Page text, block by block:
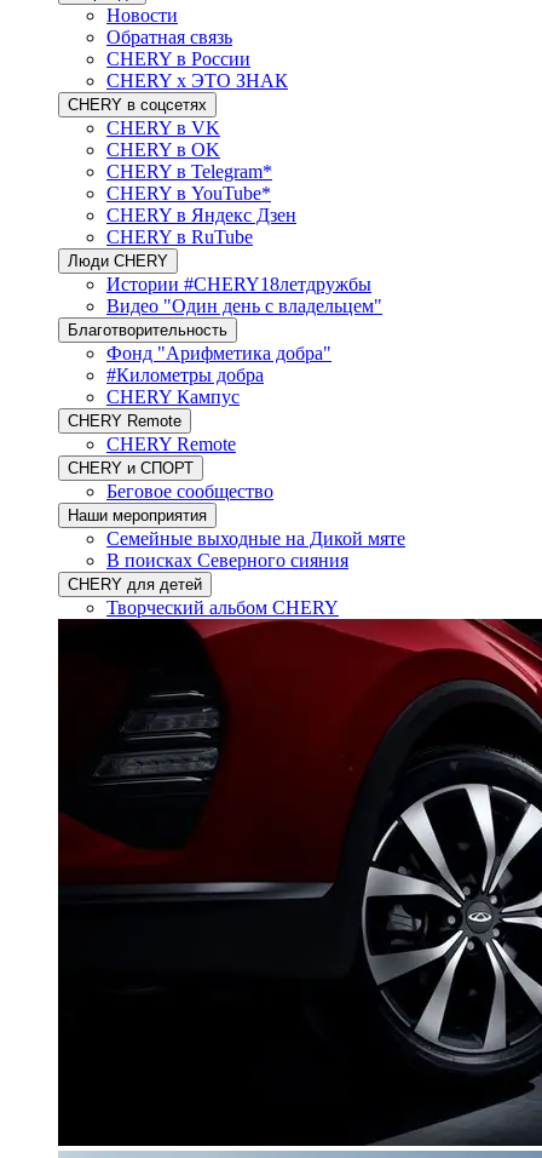
Новости
Обратная связь
CHERY в России
CHERY x ЭТО ЗНАК
CHERY в соцсетях
CHERY в VK
CHERY в OK
CHERY в Telegram*
CHERY в YouTube*
CHERY в Яндекс Дзен
CHERY в RuTube
Люди CHERY
Истории #CHERY18летдружбы
Видео "Один день с владельцем"
Благотворительность
Фонд "Арифметика добра"
#Километры добра
CHERY Кампус
CHERY Remote
CHERY Remote
CHERY и СПОРТ
Беговое сообщество
Наши мероприятия
Семейные выходные на Дикой мяте
В поисках Северного сияния
CHERY для детей
Творческий альбом CHERY